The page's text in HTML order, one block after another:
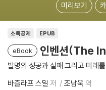
미리보기
소득공제 EPUB
eBook 인벤션(The
발명의 성공과 실패 그리고 미래
바츨라프 스밀 저 조남욱 역